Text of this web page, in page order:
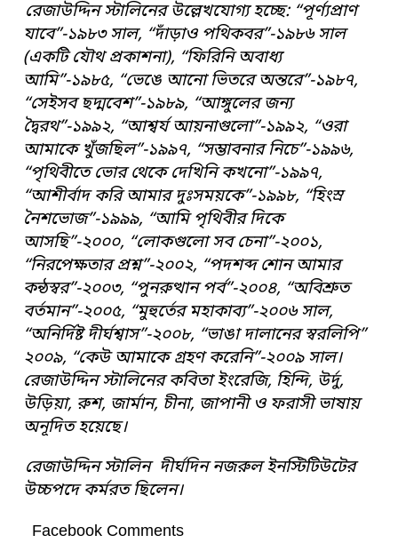
রেজাউদ্দিন স্টালিনের উল্লেখযোগ্য হচ্ছে: “পূর্ণ্যপ্রাণ
যাবে”-১৯৮৩ সাল, “দাঁড়াও পথিকবর”-১৯৮৬ সাল
(একটি যৌথ প্রকাশনা), “ফিরিনি অবাধ্য
আমি”-১৯৮৫, “ভেঙে আনো ভিতরে অন্তরে”-১৯৮৭,
“সেইসব ছদ্মবেশ”-১৯৮৯, “আঙ্গুলের জন্য
দ্বৈরথ”-১৯৯২, “আশ্বর্য আয়নাগুলো”-১৯৯২, “ওরা
আমাকে খুঁজছিল”-১৯৯৭, “সম্ভাবনার নিচে”-১৯৯৬,
“পৃথিবীতে ভোর থেকে দেখিনি কখনো”-১৯৯৭,
“আশীর্বাদ করি আমার দুঃসময়কে”-১৯৯৮, “হিংস্র
নৈশভোজ”-১৯৯৯, “আমি পৃথিবীর দিকে
আসছি”-২০০০, “লোকগুলো সব চেনা”-২০০১,
“নিরপেক্ষতার প্রশ্ন”-২০০২, “পদশব্দ শোন আমার
কন্ঠস্বর”-২০০৩, “পুনরুত্থান পর্ব”-২০০৪, “অবিশ্রুত
বর্তমান”-২০০৫, “মুহুর্তের মহাকাব্য”-২০০৬ সাল,
“অনির্দিষ্ট দীর্ঘশ্বাস”-২০০৮, “ভাঙা দালানের স্বরলিপি”
২০০৯, “কেউ আমাকে গ্রহণ করেনি”-২০০৯ সাল।
রেজাউদ্দিন স্টালিনের কবিতা ইংরেজি, হিন্দি, উর্দু,
উড়িয়া, রুশ, জার্মান, চীনা, জাপানী ও ফরাসী ভাষায়
অনূদিত হয়েছে।
রেজাউদ্দিন স্টালিন দীর্ঘদিন নজরুল ইনস্টিটিউটের
উচ্চপদে কর্মরত ছিলেন।
Facebook Comments